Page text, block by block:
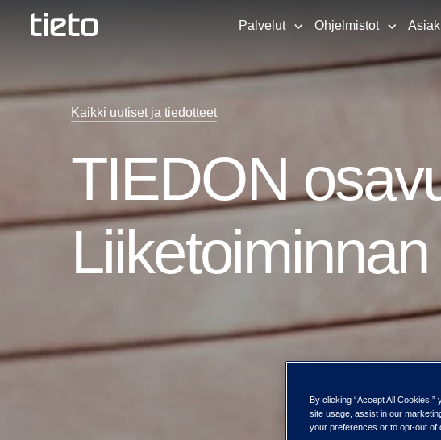
Palvelut Ohjelmistot
Kaikki uutiset ja tiedotteet
TIEDON
By clicking “Accept All
site usage, assist in our
your preferences or to opt-out of